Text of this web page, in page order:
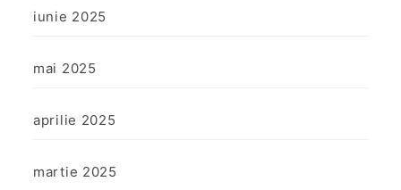
iunie 2025
mai 2025
aprilie 2025
martie 2025